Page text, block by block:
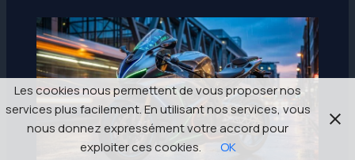
Les cookies nous permettent de vous proposer nos
services plus facilement. En utilisant nos services, vous
nous donnez expressément votre accord pour
exploiter ces cookies.
OK